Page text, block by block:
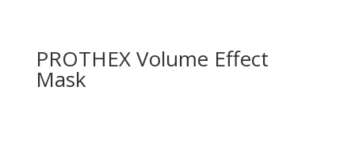
PROTHEX Volume Effect
Mask